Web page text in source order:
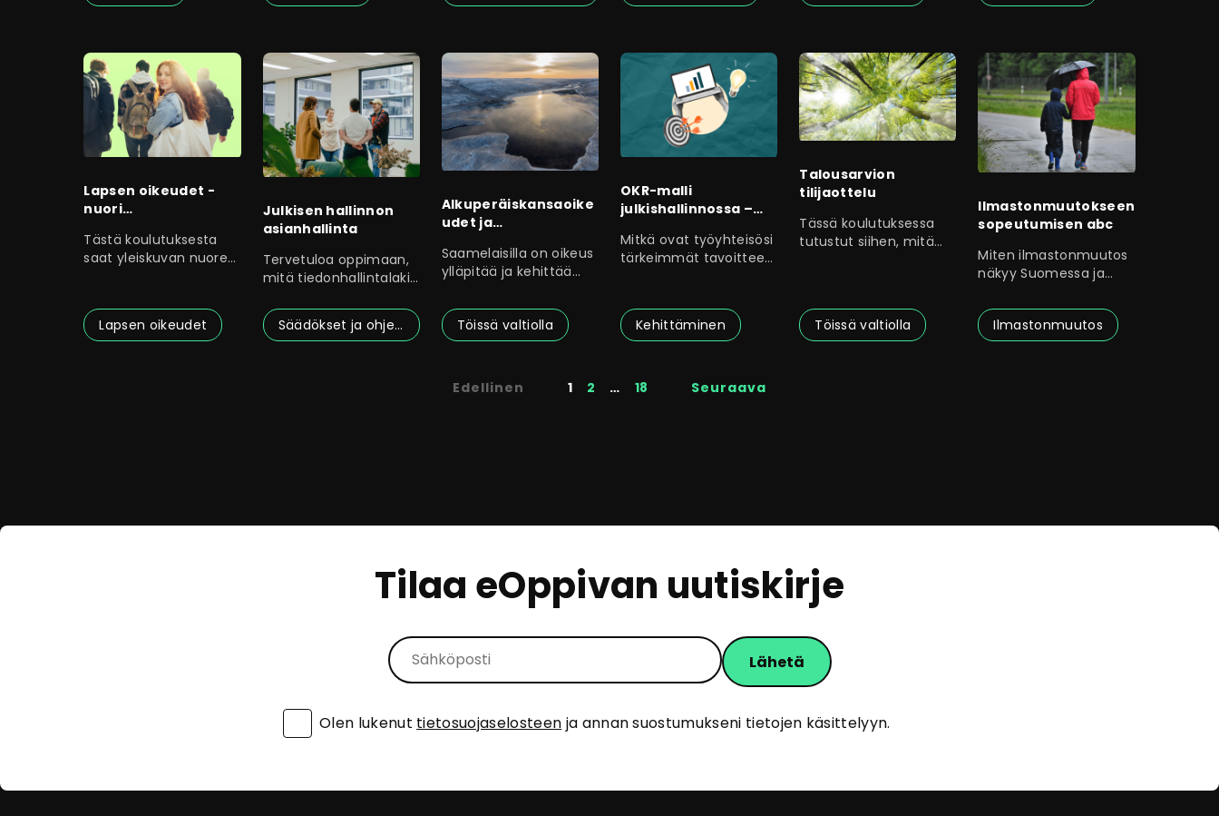
Lapsen oikeudet -
nuori
Tästä koulutuksesta
saat yleiskuvan nuoren
Lapsen oikeudet
Julkisen hallinnon
asianhallinta
Tervetuloa oppimaan,
mitä tiedonhallintalaki
Säädökset ja ohjeet
Alkuperäiskansaoike
udet ja
harjoittamisen
edellytykset
Saamelaisilla on oikeus
ylläpitää ja kehittää
Töissä valtiolla
OKR-malli
julkishallinnossa –
Mitkä ovat työyhteisösi
tärkeimmät tavoitteet
Kehittäminen
Talousarvion
tilijaottelu
Tässä koulutuksessa
tutustut siihen, mitä
Töissä valtiolla
Ilmastonmuutokseen
sopeutumisen abc
Miten ilmastonmuutos
näkyy Suomessa ja
omaan toimintaasi?
Ilmastonmuutos
Edellinen 1 2 … 18 Seuraava
Tilaa eOppivan uutiskirje
Olen lukenut tietosuojaselosteen ja annan suostumukseni tietojen käsittelyyn.